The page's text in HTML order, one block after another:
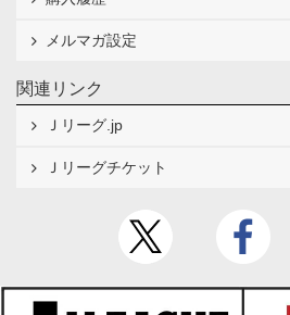
メルマガ設定
関連リンク
Ｊリーグ.jp
Ｊリーグチケット